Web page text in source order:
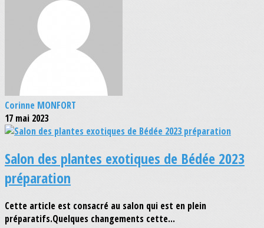
Corinne MONFORT
17 mai 2023
Salon des plantes exotiques de Bédée 2023
préparation
Cette article est consacré au salon qui est en plein
préparatifs.Quelques changements cette...